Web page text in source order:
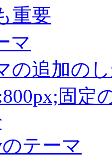
重要
マ
の追加の
固定
テーマ